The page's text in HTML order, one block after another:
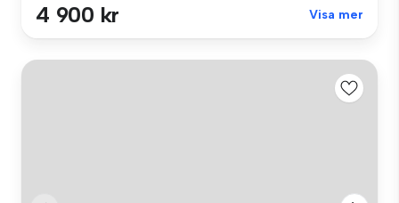
4 900 kr Visa mer